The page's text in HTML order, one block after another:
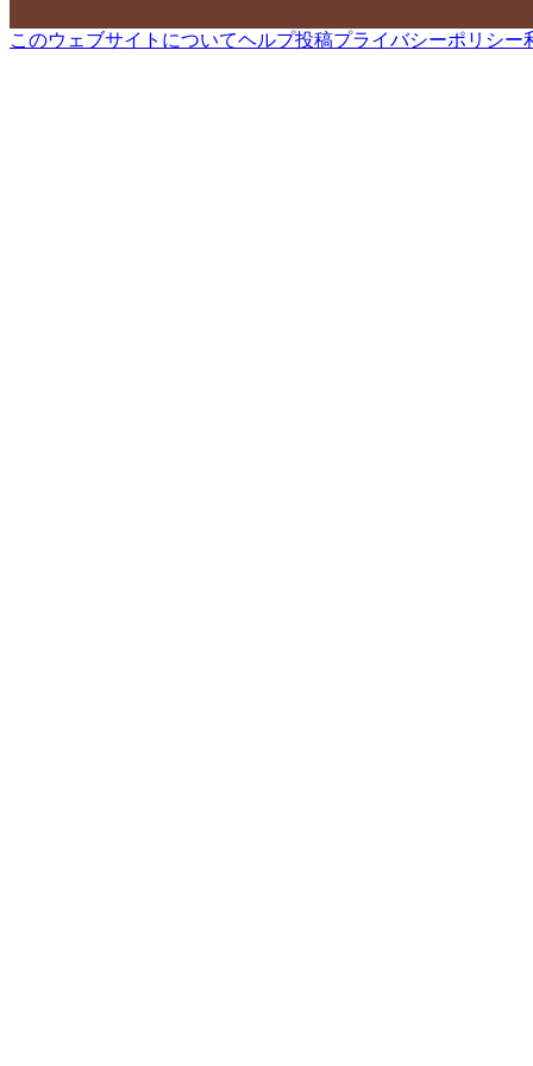
このウェブサイトについてヘルプ投稿プライバシーポリシー